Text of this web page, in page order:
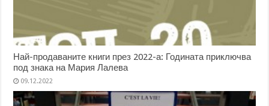
Най-продаваните книги през 2022-а: Годината приключва
под знака на Мария Лалева
09.12.2022